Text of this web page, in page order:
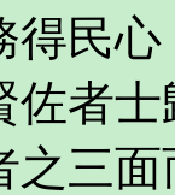
得民
佐者
之三